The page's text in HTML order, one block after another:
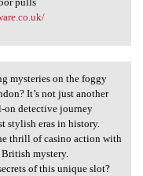
mysteries on the foggy
It’s not just another
detective journey
stylish eras in history.
thrill of casino action with
mystery.
of this unique slot?